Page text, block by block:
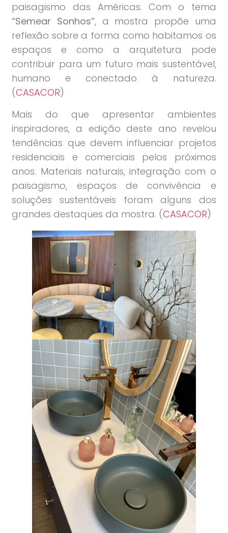
paisagismo das Américas. Com o tema
“Semear Sonhos”, a mostra propõe uma
reflexão sobre a forma como habitamos os
espaços e como a arquitetura pode
contribuir para um futuro mais sustentável,
humano e conectado à natureza.
(CASACOR)
Mais do que apresentar ambientes
inspiradores, a edição deste ano revelou
tendências que devem influenciar projetos
residenciais e comerciais pelos próximos
anos. Materiais naturais, integração com o
paisagismo, espaços de convivência e
soluções sustentáveis foram alguns dos
grandes destaques da mostra. (CASACOR)